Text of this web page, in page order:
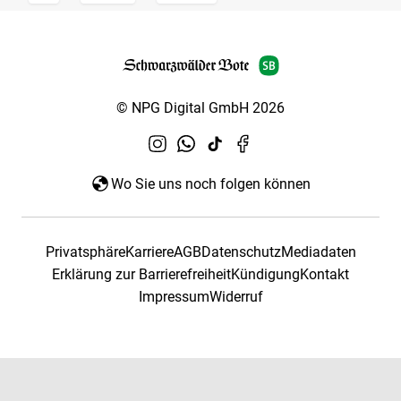
© NPG Digital GmbH 2026
Wo Sie uns noch folgen können
PrivatsphäreKarriereAGBDatenschutzMediadaten
Erklärung zur BarrierefreiheitKündigungKontakt
ImpressumWiderruf